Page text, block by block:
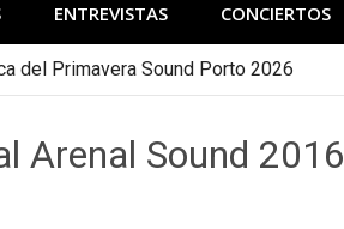
ENTREVISTAS CONCIERTOS
del Primavera Sound Porto 2026
Arenal Sound 2016